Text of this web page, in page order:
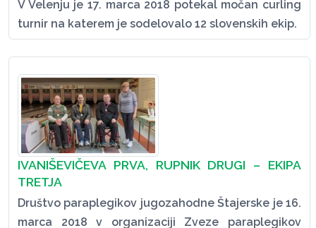
V Velenju je 17. marca 2018 potekal močan curling
turnir na katerem je sodelovalo 12 slovenskih ekip.
IVANIŠEVIČEVA PRVA, RUPNIK DRUGI – EKIPA
TRETJA
Društvo paraplegikov jugozahodne Štajerske je 16.
marca 2018 v organizaciji Zveze paraplegikov